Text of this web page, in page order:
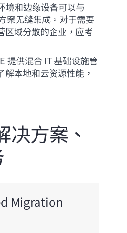
境和边缘设备可以与
案无缝集成。对于需要
区域分散的企业，应考
提供混合 IT 基础设施管
本地和云资源性能，
决方案、
Migration